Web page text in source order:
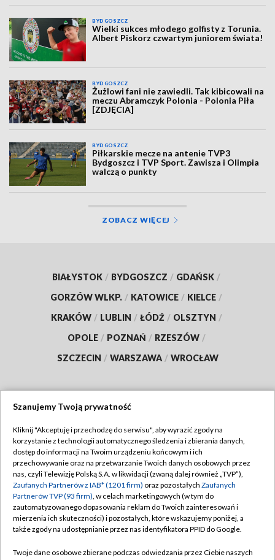
BYDGOSZCZ
Wielki sukces młodego golfisty z Torunia.
Albert Piskorz czwartym juniorem świata!
BYDGOSZCZ
Żużlowi fani nie zawiedli. Tak kibicowali na
meczu Abramczyk Polonia - Polonia Piła
[ZDJĘCIA]
BYDGOSZCZ
Piłkarskie mecze na antenie TVP3
Bydgoszcz i TVP Sport. Zawisza i Olimpia
walczą o punkty
ZOBACZ WIĘCEJ
BIAŁYSTOK / BYDGOSZCZ / GDAŃSK /
GORZÓW WLKP. / KATOWICE / KIELCE /
KRAKÓW / LUBLIN / ŁÓDŹ / OLSZTYN /
OPOLE / POZNAŃ / RZESZÓW /
SZCZECIN / WARSZAWA / WROCŁAW
TVP
Abonament TVP
Emisja w TVP
Centrum informacji TVP
Naziemna Telewizja Cyfrowa
Regulamin TVP
Polityka prywatności
Moje zgody
Pomoc
Szanujemy Twoją prywatność
Kliknij "Akceptuję i przechodzę do serwisu", aby wyrazić zgody na
korzystanie z technologii automatycznego śledzenia i zbierania danych,
dostęp do informacji na Twoim urządzeniu końcowym i ich
przechowywanie oraz na przetwarzanie Twoich danych osobowych przez
nas, czyli Telewizję Polską S.A. w likwidacji (zwaną dalej również „TVP”),
Zaufanych Partnerów z IAB* (1201 firm) oraz pozostałych Zaufanych
Partnerów TVP (93 firm), w celach marketingowych (w tym do
zautomatyzowanego dopasowania reklam do Twoich zainteresowań i
mierzenia ich skuteczności) i pozostałych, które wskazujemy poniżej, a
także zgody na udostępnianie przez nas identyfikatora PPID do Google.
Twoje dane osobowe zbierane podczas odwiedzania przez Ciebie naszych